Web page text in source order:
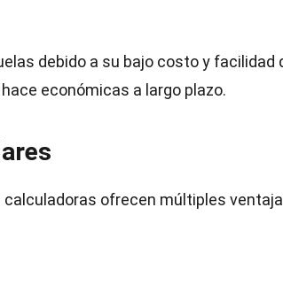
debido a su bajo costo y facilidad
económicas a largo plazo.
ofrecen múltiples